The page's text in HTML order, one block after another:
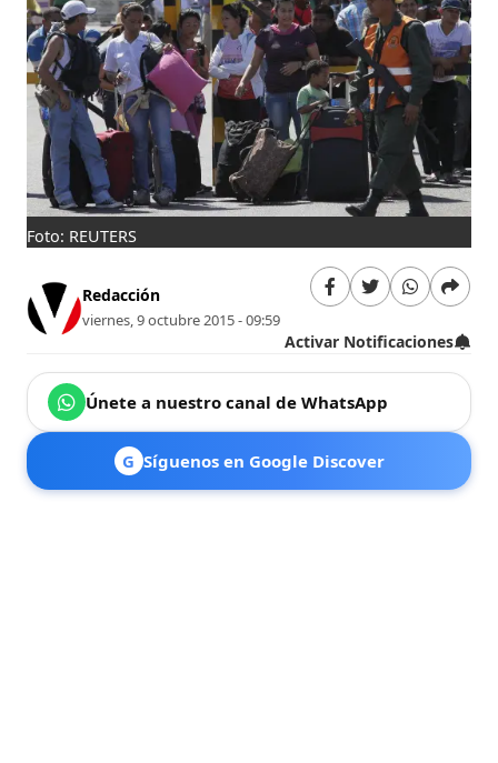
Foto: REUTERS
Redacción
viernes, 9 octubre 2015 - 09:59
Activar Notificaciones
Únete a nuestro canal de WhatsApp
G Síguenos en Google Discover